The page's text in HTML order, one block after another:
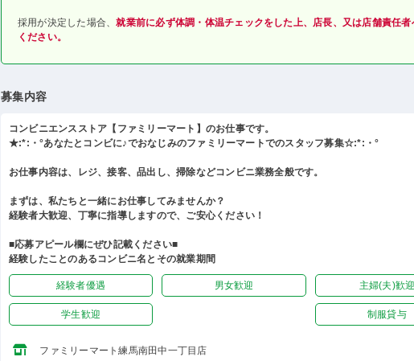
採用が決定した場合、就業前に必ず体調・体温チェックをした上、店長、又は店舗責任者
ください。
募集内容
コンビニエンスストア【ファミリーマート】のお仕事です。
★:*:・°あなたとコンビに♪でおなじみのファミリーマートでのスタッフ募集☆:*:・°
お仕事内容は、レジ、接客、品出し、掃除などコンビニ業務全般です。
まずは、私たちと一緒にお仕事してみませんか？
経験者大歓迎、丁寧に指導しますので、ご安心ください！
■応募アピール欄にぜひ記載ください■
経験したことのあるコンビニ名とその就業期間
経験者優遇 男女歓迎 主婦(夫)歓
学生歓迎 制服貸与
ファミリーマート練馬南田中一丁目店